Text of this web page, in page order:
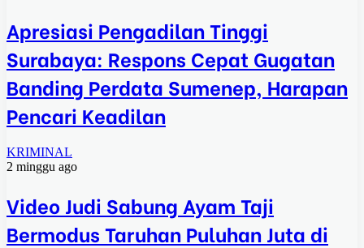
Apresiasi Pengadilan Tinggi
Surabaya: Respons Cepat Gugatan
Banding Perdata Sumenep, Harapan
Pencari Keadilan
KRIMINAL
2 minggu ago
Video Judi Sabung Ayam Taji
Bermodus Taruhan Puluhan Juta di